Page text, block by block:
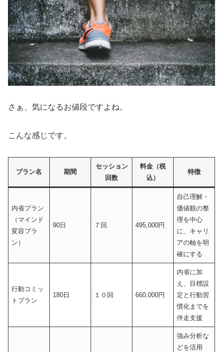
さぁ、気になるお値段ですよね。
こんな感じです。
プラン名 期間
セッション
回数
料金（税
込）
特徴
内省プラン
（マインド
変容プラ
ン）
90日 ７回 495,000円
自己理解・
価値観の整
理を中心
に、キャリ
アの軸を明
確にする
行動コミッ
トプラン
180日 １０回 660,000円
内省に加
え、目標設
定と行動習
慣化までを
伴走支援
強み分析な
どを活用